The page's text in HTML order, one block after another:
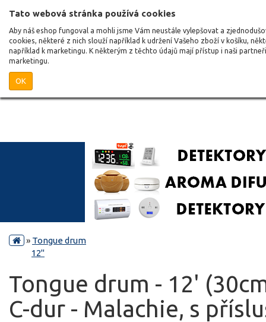
Tato webová stránka používá cookies
Aby náš eshop fungoval a mohli jsme Vám neustále vylepšovat a
cookies, některé z nich slouží například k udržení Vašeho zboží v košíku,
například k marketingu. K některým z těchto údajů mají přístup i naši
marketingu.
OK
» Tongue drum
12"
Tongue drum - 12'
C-dur - Malachie, s